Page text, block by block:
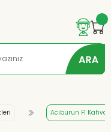
Acıburun F1